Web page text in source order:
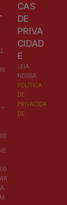
–
CAS
DE
PRIVA
CIDAD
E
LEIA
NOSSA
POLÍTICA
DE
PRIVACIDA
DE